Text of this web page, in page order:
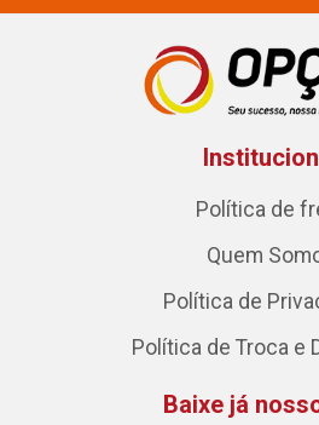
Política de
Quem
Política de
Política de Troca e
Baixe já